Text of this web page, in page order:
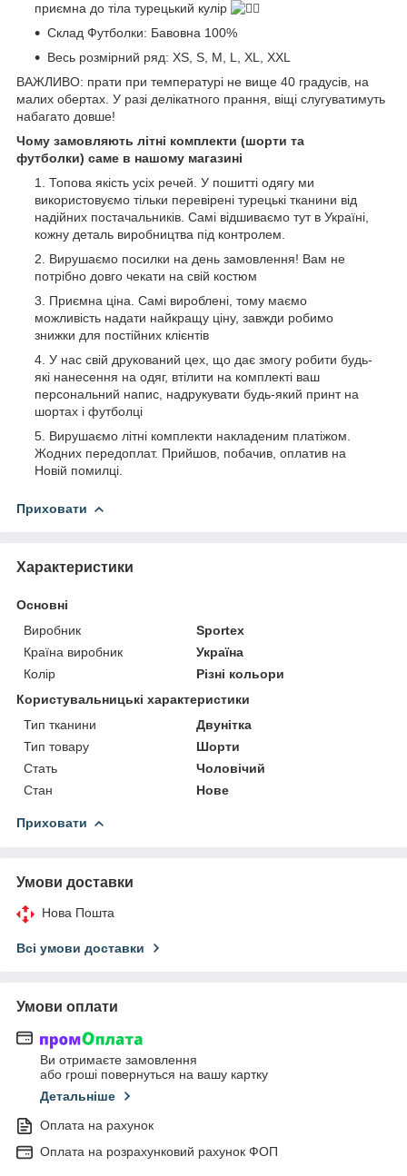
приємна до тіла турецький кулір
Склад Футболки: Бавовна 100%
Весь розмірний ряд: XS, S, M, L, XL, XXL
ВАЖЛИВО: прати при температурі не вище 40 градусів, на
малих обертах. У разі делікатного прання, віщі слугуватимуть
набагато довше!
Чому замовляють літні комплекти (шорти та
футболки) саме в нашому магазині
Топова якість усіх речей. У пошитті одягу ми
використовуємо тільки перевірені турецькі тканини від
надійних постачальників. Самі відшиваємо тут в Україні,
кожну деталь виробництва під контролем.
Вирушаємо посилки на день замовлення! Вам не
потрібно довго чекати на свій костюм
Приємна ціна. Самі вироблені, тому маємо
можливість надати найкращу ціну, завжди робимо
знижки для постійних клієнтів
У нас свій друкований цех, що дає змогу робити будь-
які нанесення на одяг, втілити на комплекті ваш
персональний напис, надрукувати будь-який принт на
шортах і футболці
Вирушаємо літні комплекти накладеним платіжом.
Жодних передоплат. Прийшов, побачив, оплатив на
Новій помилці.
Приховати
Характеристики
Основні
Виробник
Sportex
Країна виробник
Україна
Колір
Різні кольори
Користувальницькі характеристики
Тип тканини
Двунітка
Тип товару
Шорти
Стать
Чоловічий
Стан
Нове
Приховати
Умови доставки
Нова Пошта
Всі умови доставки
Умови оплати
Ви отримаєте замовлення
або гроші повернуться на вашу картку
Детальніше
Оплата на рахунок
Оплата на розрахунковий рахунок ФОП